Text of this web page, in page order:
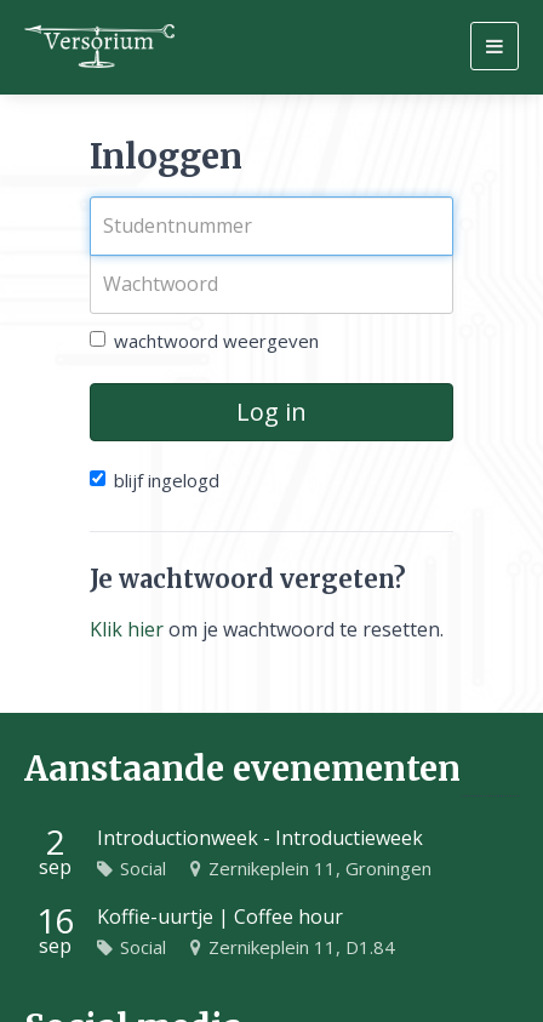
Inloggen
wachtwoord weergeven
Log in
blijf ingelogd
Je wachtwoord vergeten?
Klik hierom je wachtwoord te resetten.
Aanstaande evenementen
2
sep
Introductionweek - Introductieweek
Social Zernikeplein 11, Groningen
16
sep
Koffie-uurtje | Coffee hour
Social Zernikeplein 11, D1.84